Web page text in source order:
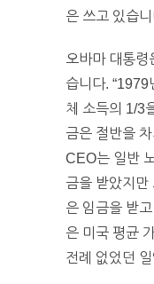
은 쓰고 있습
오바마 대통령
습니다. “1979
체 소득의 1/3
금은 절반을
CEO는 일반
금을 받았지만
은 임금을 받
은 미국 평균
전례 없었던